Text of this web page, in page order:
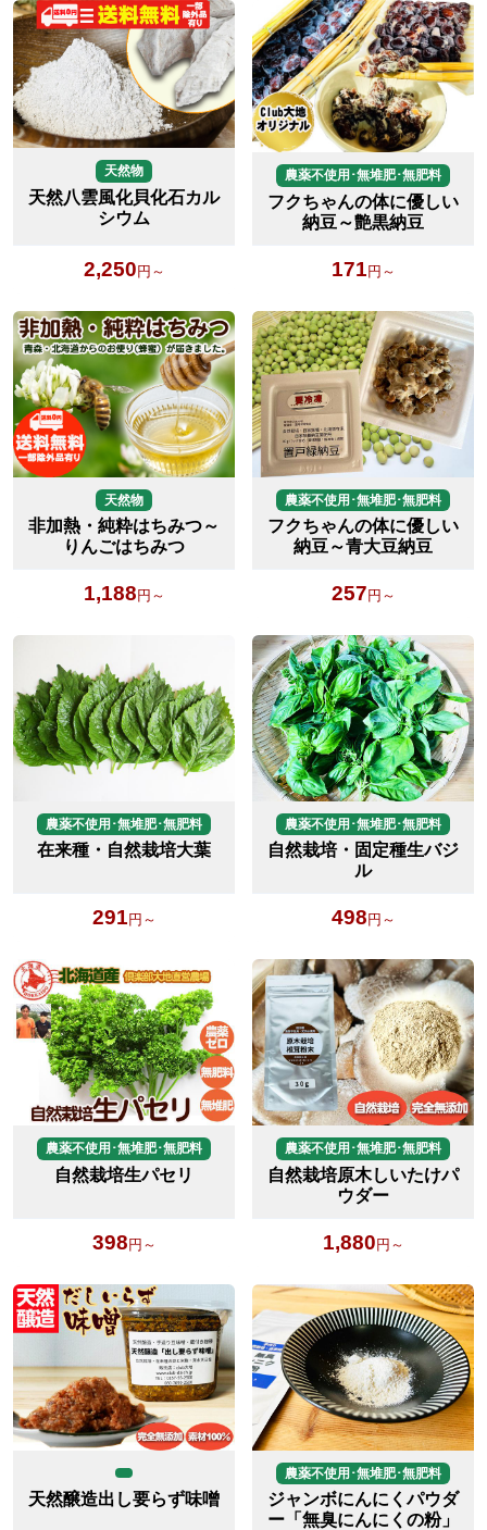
天然物
天然八雲風化貝化石カル
シウム
2,250円～
農薬不使用･無堆肥･無肥料
フクちゃんの体に優しい
納豆～艶黒納豆
171円～
天然物
非加熱・純粋はちみつ～
りんごはちみつ
1,188 円～
農薬不使用･無堆肥･無肥料
フクちゃんの体に優しい
納豆～青大豆納豆
257 円～
農薬不使用･無堆肥･無肥料
在来種・自然栽培大葉
291 円～
農薬不使用･無堆肥･無肥料
自然栽培・固定種生バジ
ル
498 円～
農薬不使用･無堆肥･無肥料
自然栽培生パセリ
398 円～
農薬不使用･無堆肥･無肥料
自然栽培原木しいたけパ
ウダー
1,880 円～
天然醸造出し要らず味噌
農薬不使用･無堆肥･無肥料
ジャンボにんにくパウダ
ー「無臭にんにくの粉」